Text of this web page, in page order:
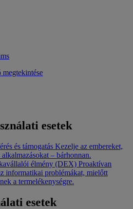
megtekintése
esetek
és támogatás Kezelje az embereket,
alkalmazásokat – bárhonnan.
élmény (DEX) Proaktívan
informatikai problémákat, mielőtt
a termelékenységre.
esetek